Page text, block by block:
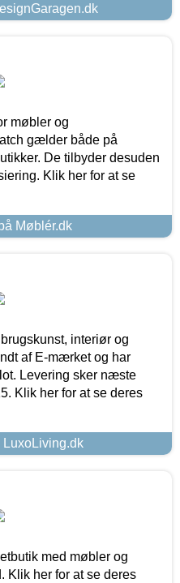
møbler og
gælder både på
De tilbyder desuden
Klik her for at se
Møblér.dk
interiør og
af E-mærket og har
Levering sker næste
Klik her for at se deres
LuxoLiving.dk
med møbler og
Klik her for at se deres